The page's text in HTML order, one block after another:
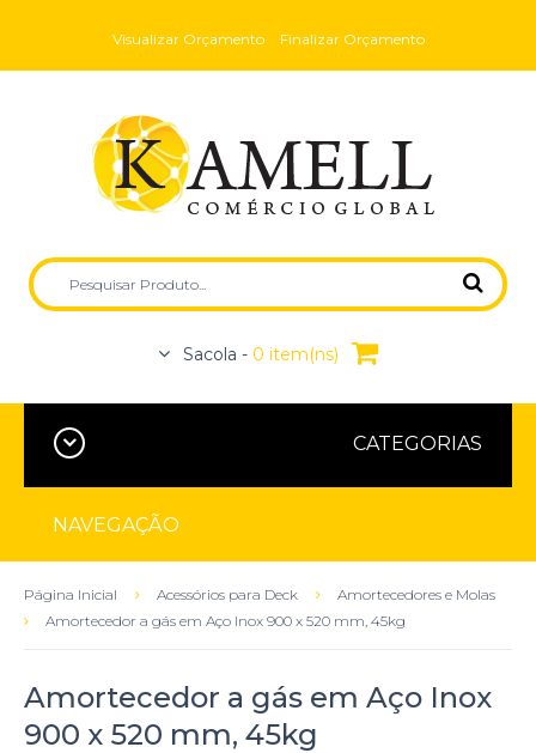
Visualizar Orçamento Finalizar Orçamento
Sacola - 0 item(ns)
CATEGORIAS
NAVEGAÇÃO
Página Inicial Acessórios para Deck
Amortecedores e Molas
Amortecedor a gás em Aço Inox 900 x 520 mm, 45kg
Amortecedor a gás em Aço Inox
900 x 520 mm, 45kg